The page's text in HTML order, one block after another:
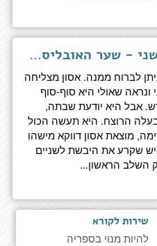
העולם השבור - ספר שני - שער האובליסקים
לברוח ממנה. אסון מצליחה
שאולי היא סוף-סוף
אבל היא יודעת שבתה,
בעלה הרוצח. היא תעשה הכול
מוצאת אסון דווקא מישהו
שקרע את היבשת לשניים
השלב הראשון...
שירות לקורא
להיות מנוי בספריה